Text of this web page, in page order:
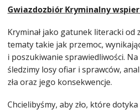
Gwiazdozbiór Kryminalny
Kryminał jako gatunek literacki od
tematy takie jak przemoc,
i poszukiwanie sprawiedliwości.
śledzimy losy ofiar i sprawców,
zła oraz jego konsekwencje.
Chcielibyśmy, aby zło, które